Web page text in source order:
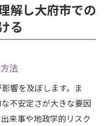
解し大府市での
る
法
響を及ぼします。ま
不安定さが大きな要因
来事や地政学的リスク